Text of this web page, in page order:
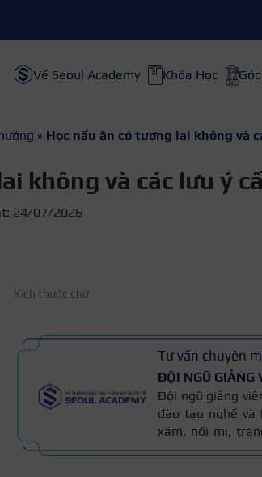
Về Seoul Academy Khóa Học
» Học nấu ăn có tương lai không và
không và các lưu ý
24/07/2026
Kích thước chữ
Tư vấn chuyên
ĐỘI NGŨ GIẢNG
Đội ngũ giảng
đào tạo nghề và
xăm, nối mi,
trên giáo trình